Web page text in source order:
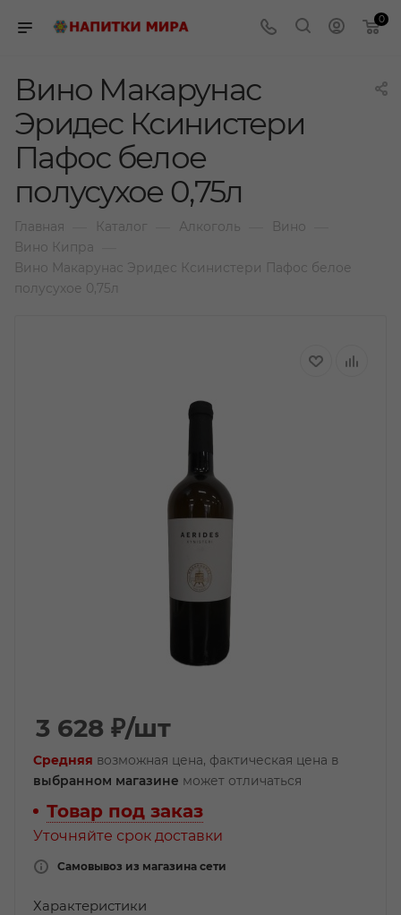
0
Вино Макарунас
Эридес Ксинистери
Пафос белое
полусухое 0,75л
Главная Каталог Алкоголь Вино
Вино Кипра
Вино Макарунас Эридес Ксинистери Пафос белое
полусухое 0,75л
3 628 ₽/шт
Средняя возможная цена, фактическая цена в
выбранном магазине может отличаться
Товар под заказ
Уточняйте срок доставки
Самовывоз из магазина сети
Характеристики